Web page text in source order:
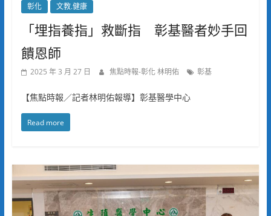
彰化 文教.健康
「埋指養指」救斷指 彰基醫者妙手回
饋恩師
2025 年 3 月 27 日 焦點時報-彰化 林明佑 彰基
【焦點時報／記者林明佑報導】彰基醫學中心
Read more